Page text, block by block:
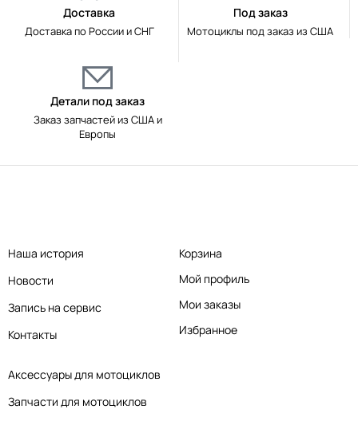
Доставка
Доставка по России и СНГ
Под заказ
Мотоциклы под заказ из США
Детали под заказ
Заказ запчастей из США и
Европы
Аксессуары для мотоциклов
Запчасти для мотоциклов
Наша история
Новости
Запись на сервис
Контакты
Корзина
Мой профиль
Мои заказы
Избранное